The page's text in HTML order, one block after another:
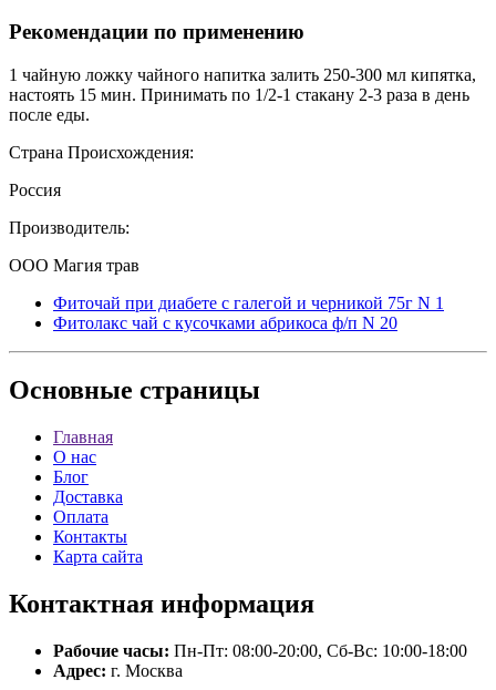
Рекомендации по применению
1 чайную ложку чайного напитка залить 250-300 мл кипятка,
настоять 15 мин. Принимать по 1/2-1 стакану 2-3 раза в день
после еды.
Страна Происхождения:
Россия
Производитель:
ООО Магия трав
Фиточай при диабете с галегой и черникой 75г N 1
Фитолакс чай с кусочками абрикоса ф/п N 20
Основные страницы
Главная
О нас
Блог
Доставка
Оплата
Контакты
Карта сайта
Контактная информация
Рабочие часы: Пн-Пт: 08:00-20:00, Сб-Вс: 10:00-18:00
Адрес: г. Москва